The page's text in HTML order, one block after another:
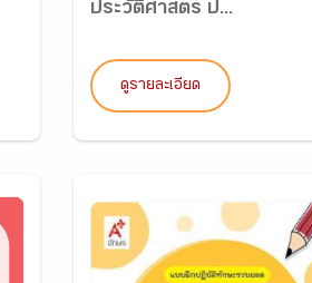
ประวัติศาสตร์ ป...
ดูรายละเอียด